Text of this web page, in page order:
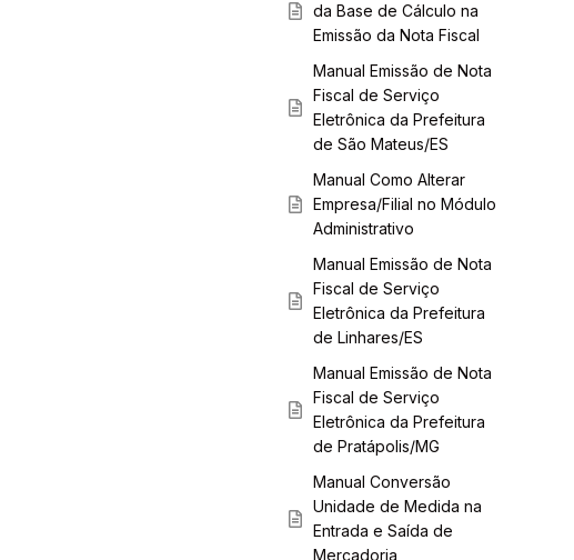
da Base de Cálculo na
Emissão da Nota Fiscal
Manual Emissão de Nota
Fiscal de Serviço
Eletrônica da Prefeitura
de São Mateus/ES
Manual Como Alterar
Empresa/Filial no Módulo
Administrativo
Manual Emissão de Nota
Fiscal de Serviço
Eletrônica da Prefeitura
de Linhares/ES
Manual Emissão de Nota
Fiscal de Serviço
Eletrônica da Prefeitura
de Pratápolis/MG
Manual Conversão
Unidade de Medida na
Entrada e Saída de
Mercadoria